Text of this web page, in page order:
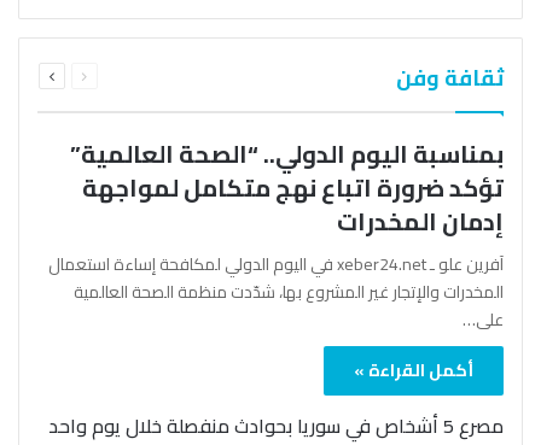
ثقافة وفن الصفحةالصفحة
بمناسبة اليوم الدولي.. “الصحة العالمية”
تؤكد ضرورة اتباع نهج متكامل لمواجهة
إدمان المخدرات
آفرين علو ـ xeber24.net في اليوم الدولي لمكافحة إساءة استعمال
المخدرات والإتجار غير المشروع بها، شدّدت منظمة الصحة العالمية
على…
أكمل القراءة »
مصرع 5 أشخاص في سوريا بحوادث منفصلة خلال يوم واحد